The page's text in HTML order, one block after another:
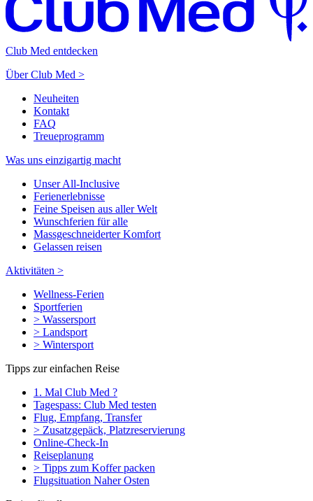
Club Med entdecken
Über Club Med >
Neuheiten
Kontakt
FAQ
Treueprogramm
Was uns einzigartig macht
Unser All-Inclusive
Ferienerlebnisse
Feine Speisen aus aller Welt
Wunschferien für alle
Massgeschneiderter Komfort
Gelassen reisen
Aktivitäten >
Wellness-Ferien
Sportferien
> Wassersport
> Landsport
> Wintersport
Tipps zur einfachen Reise
1. Mal Club Med ?
Tagespass: Club Med testen
Flug, Empfang, Transfer
> Zusatzgepäck, Platzreservierung
Online-Check-In
Reiseplanung
> Tipps zum Koffer packen
Flugsituation Naher Osten